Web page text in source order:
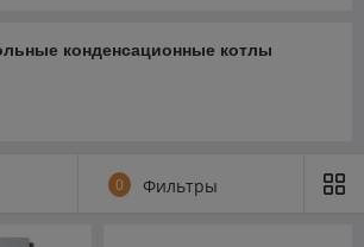
конденсационные котлы
0 Фильтры